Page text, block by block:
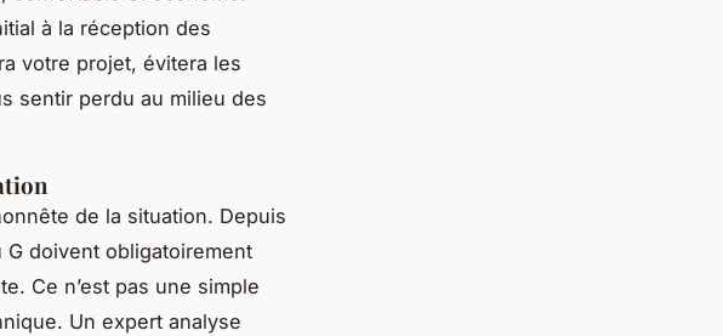
à la réception des
votre projet, évitera les
sentir perdu au milieu des
de la situation. Depuis
G doivent obligatoirement
Ce n’est pas une simple
Un expert analyse